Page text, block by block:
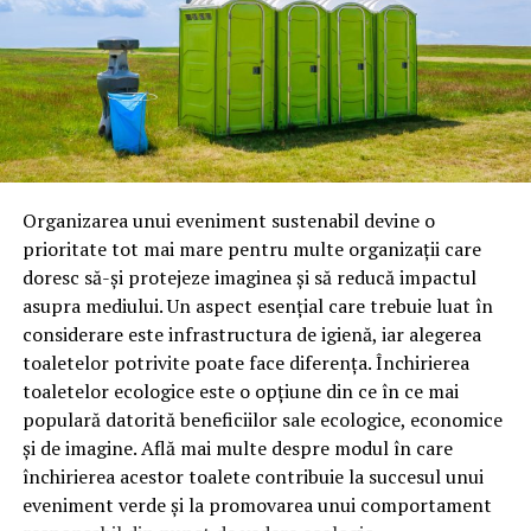
Cadou pentru sora ta– intre 68-144 lei(Capsule faciale
cu vitamina C 144.00 lei, ceas Magical Midnights 143 lei,
Vitamina D3 67.99 lei)
Alegerea cadoului pentru sora ta e o combinație între
„știu exact ce-i place” și „o să râdă dacă nu-i place”. Vrei
ceva care să o facă să se simtă specială, dar și util în viața
ei de zi cu zi , cum ar fi un ceas elegant sau supliment cu
Vitamina D3 pentru că tu știi cât de puțin timp petrece
în aer liber. E acea senzație de „suntem surori, știu ce-i
inima ta și vreau să o răsfăț un pic”.
lichide de frână;
antigel;
lubrifianți industriali;
produse speciale pentru competiții.
Astăzi, brandul este apreciat în special pentru
tehnologiile proprii și pentru numărul mare de aprobări
OEM.
Ce înseamnă Ravenol VMP?
DenumireaVMPidentifică o gamă de uleiuri dezvoltate
pentru motoare moderne care necesită performanțe
ridicate și compatibilitate cu numeroase specificații ale
constructorilor auto.
Acest produs este destinat în special motoarelor
moderne pe benzină și diesel, inclusiv celor echipate cu:
Organizarea unui eveniment sustenabil devine o
prioritate tot mai mare pentru multe organizații care
doresc să-și protejeze imaginea și să reducă impactul
asupra mediului. Un aspect esențial care trebuie luat în
considerare este infrastructura de igienă, iar alegerea
toaletelor potrivite poate face diferența. Închirierea
toaletelor ecologice este o opțiune din ce în ce mai
populară datorită beneficiilor sale ecologice, economice
și de imagine. Află mai multe despre modul în care
închirierea acestor toalete contribuie la succesul unui
eveniment verde și la promovarea unui comportament